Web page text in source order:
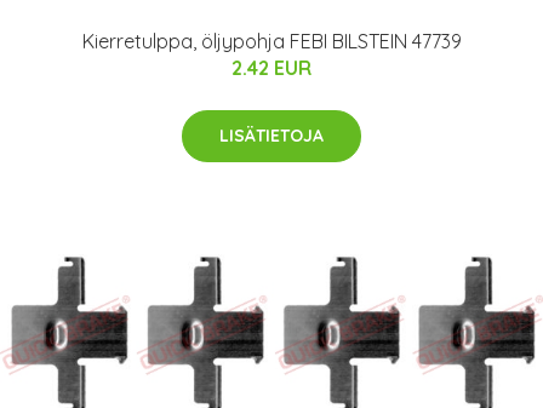
Kierretulppa, öljypohja FEBI BILSTEIN 47739
2.42 EUR
LISÄTIETOJA